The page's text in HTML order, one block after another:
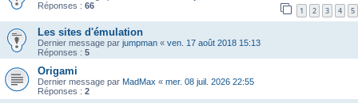
Réponses : 66 1 2 3 4 5
Les sites d'émulation
Dernier message par jumpman « ven. 17 août 2018 15:13
Réponses : 5
Origami
Dernier message par MadMax « mer. 08 juil. 2026 22:55
Réponses : 2